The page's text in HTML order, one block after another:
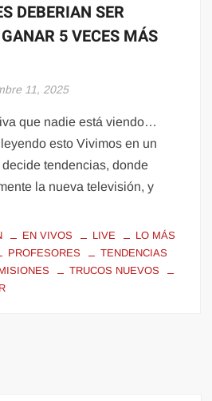
DEBERIAN SER
5 VECES MÁS
11, 2025
que nadie está viendo…
esto Vivimos en un
tendencias, donde
la nueva televisión, y
EN VIVOS LIVE
LO MÁS
PROFESORES
TENDENCIAS
TRUCOS NUEVOS